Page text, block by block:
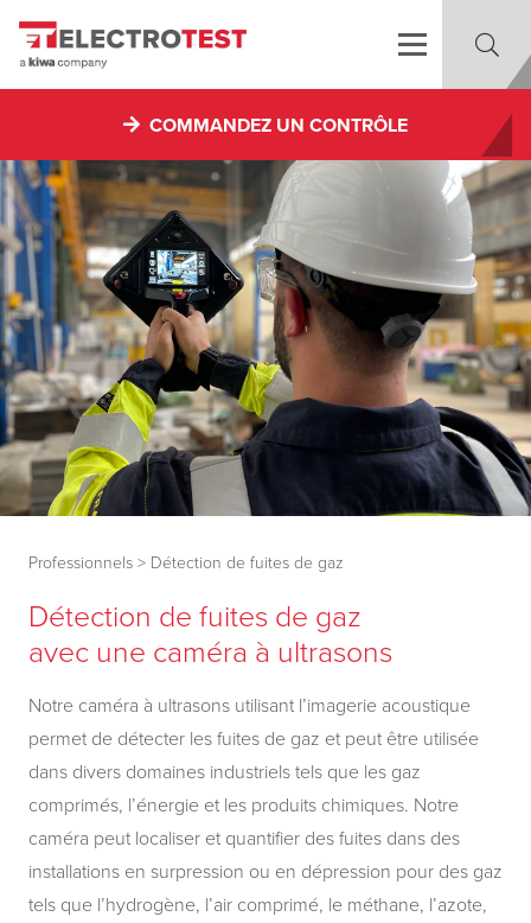
COMMANDEZ UN CONTRÔLE
Professionnels > Détection de fuites de gaz
Détection de fuites de gaz
avec une caméra à ultrasons
Notre caméra à ultrasons utilisant l’imagerie acoustique
permet de détecter les fuites de gaz et peut être utilisée
dans divers domaines industriels tels que les gaz
comprimés, l’énergie et les produits chimiques. Notre
caméra peut localiser et quantifier des fuites dans des
installations en surpression ou en dépression pour des gaz
tels que l’hydrogène, l’air comprimé, le méthane, l’azote,